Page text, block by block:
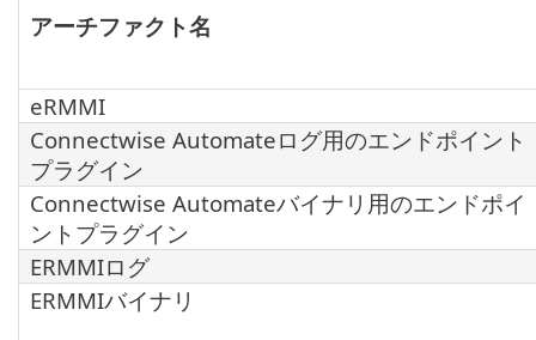
アーチファクト名
eRMMI
Connectwise Automateログ用のエンドポイント
プラグイン
Connectwise Automateバイナリ用のエンドポイ
ントプラグイン
ERMMIログ
ERMMIバイナリ